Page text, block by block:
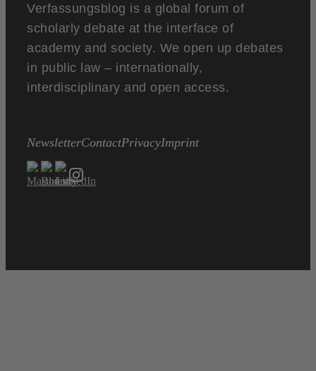
Verfassungsblog is a global forum of
scholarly debate at the interface of
academy and society. We open up debates
in public law – internationally,
interdisciplinary and open access.
NewsletterContactPrivacyImprint